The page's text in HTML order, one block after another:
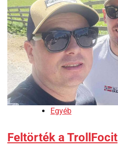
Egyéb
Feltörték a TrollFocit